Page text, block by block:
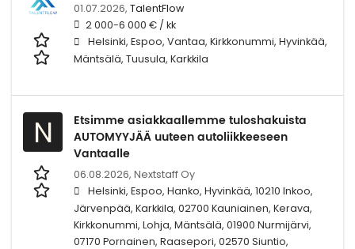
01.07.2026, TalentFlow
2 000-6 000 € / kk
Helsinki, Espoo, Vantaa, Kirkkonummi, Hyvinkää,
Mäntsälä, Tuusula, Karkkila
N
Etsimme asiakkaallemme tuloshakuista
AUTOMYYJÄÄ uuteen autoliikkeeseen
Vantaalle
06.08.2026, Nextstaff Oy
Helsinki, Espoo, Hanko, Hyvinkää, 10210 Inkoo,
Järvenpää, Karkkila, 02700 Kauniainen, Kerava,
Kirkkonummi, Lohja, Mäntsälä, 01900 Nurmijärvi,
07170 Pornainen, Raasepori, 02570 Siuntio,